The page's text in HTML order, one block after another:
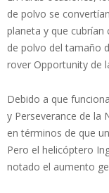
de polvo se
planeta y que
de polvo del tamaño
rover Opportunity de
Debido a que
y Perseverance de la
en términos de que
Pero el helicóptero
notado el aumento